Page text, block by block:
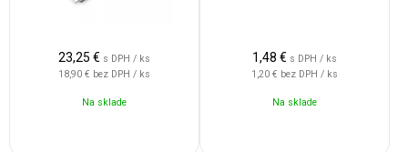
23,25 € s DPH / ks
18,90 € bez DPH / ks
Na sklade
1,48 € s DPH / ks
1,20 € bez DPH / ks
Na sklade